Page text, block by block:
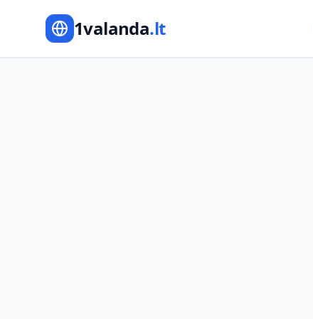
1valanda.lt